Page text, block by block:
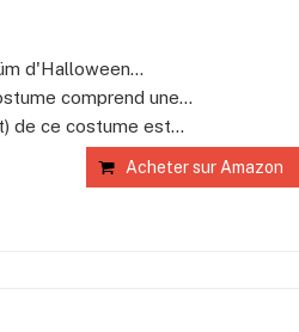
d'Halloween...
comprend une...
de ce costume est...
Acheter sur Amazon